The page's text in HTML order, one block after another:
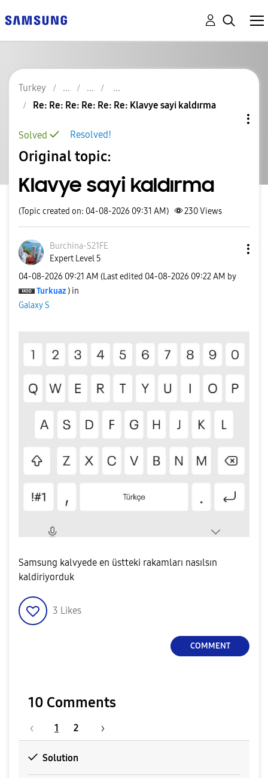
Turkey
Re: Re: Re: Re: Re: Re: Klavye sayi kaldırma
Resolved!
Solved
Original topic:
Klavye sayi kaldırma
(Topic created on: 04-08-2026 09:31 AM) 230Views
Burchina-S21FE
Expert Level 5
‎04-08-2026 09:21 AM (Last edited ‎04-08-2026 09:22 AM by
Turkuaz ) in
Galaxy S
Samsung kalvyede en üstteki rakamları nasılsın
kaldiriyorduk
3 Likes
COMMENT
10 Comments
1 2
Solution